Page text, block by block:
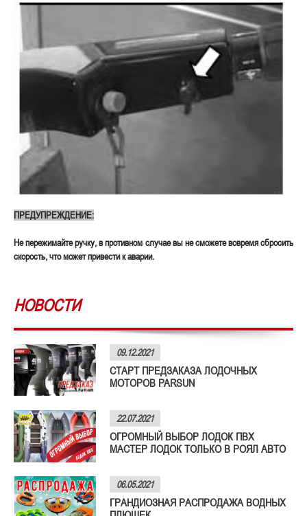
ПРЕДУПРЕЖДЕНИЕ:
Не пережимайте ручку, в противном случае вы не сможете вовремя сбросить
скорость, что может привести к аварии.
НОВОСТИ
09.12.2021
СТАРТ ПРЕДЗАКАЗА ЛОДОЧНЫХ
МОТОРОВ PARSUN
22.07.2021
ОГРОМНЫЙ ВЫБОР ЛОДОК ПВХ
МАСТЕР ЛОДОК ТОЛЬКО В РОЯЛ АВТО
06.05.2021
ГРАНДИОЗНАЯ РАСПРОДАЖА ВОДНЫХ